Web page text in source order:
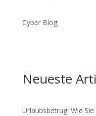
Cyber Blog
Neueste
Urlaubsbetrug: Wie